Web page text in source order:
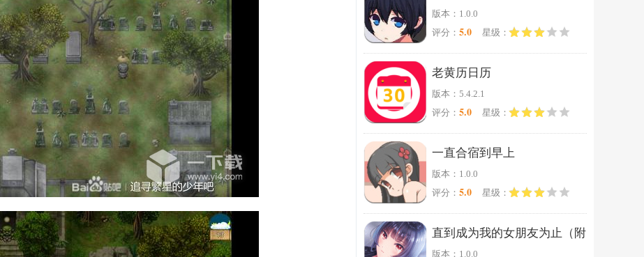
版本：1.0.0
评分： 5.0 星级：
老黄历日历
版本：5.4.2.1
评分： 5.0 星级：
一直合宿到早上
版本：1.0.0
评分： 5.0 星级：
直到成为我的女朋友为止（附
版本：1.0.0